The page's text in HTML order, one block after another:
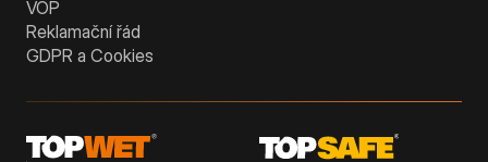
VOP
Reklamační řád
GDPR a Cookies